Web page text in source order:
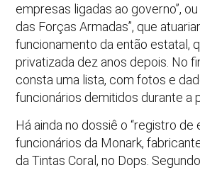
empresas ligadas ao governo”,
das Forças Armadas”, que
funcionamento da então estatal,
privatizada dez anos depois. No
consta uma lista, com fotos e
funcionários demitidos durante a
Há ainda no dossiê o “registro de
funcionários da Monark,
da Tintas Coral, no Dops.